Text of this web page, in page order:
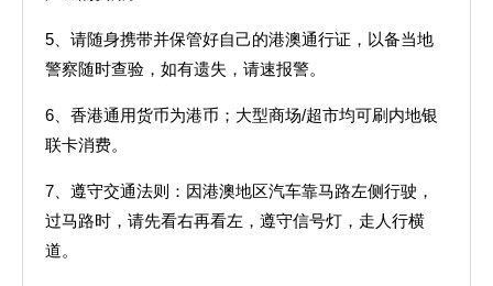
5、请随身携带并保管好自己的港澳通行证，以备当地
警察随时查验，如有遗失，请速报警。
6、香港通用货币为港币；大型商场/超市均可刷内地银
联卡消费。
7、遵守交通法则：因港澳地区汽车靠马路左侧行驶，
过马路时，请先看右再看左，遵守信号灯，走人行横
道。